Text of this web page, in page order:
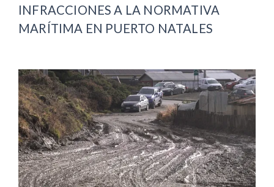
INFRACCIONES A LA NORMATIVA
MARÍTIMA EN PUERTO NATALES